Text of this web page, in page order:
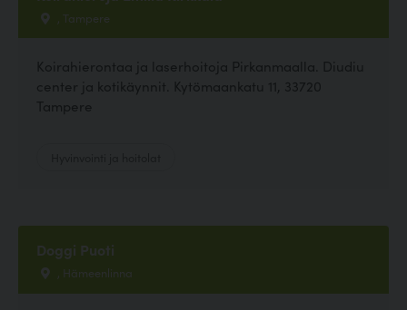
, Tampere
Koirahierontaa ja laserhoitoja Pirkanmaalla. Diudiu
center ja kotikäynnit. Kytömaankatu 11, 33720
Tampere
Doggi Puoti
, Hämeenlinna